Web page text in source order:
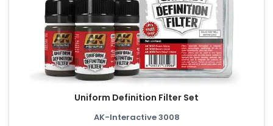
Uniform Definition Filter Set
AK-Interactive 3008